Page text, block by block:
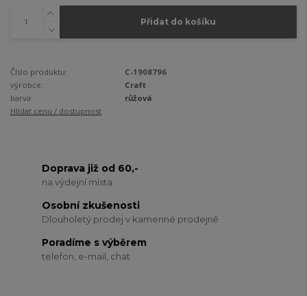
Přidat do košíku
Číslo produktu:
C-1908796
výrobce:
Craft
barva:
růžová
Hlídat cenu / dostupnost
Doprava již od 60,-
na výdejní místa
Osobní zkušenosti
Dlouholetý prodej v kamenné prodejně
Poradíme s výběrem
telefon, e-mail, chat